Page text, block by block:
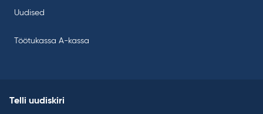
Uudised
Töötukassa A-kassa
Telli uudiskiri